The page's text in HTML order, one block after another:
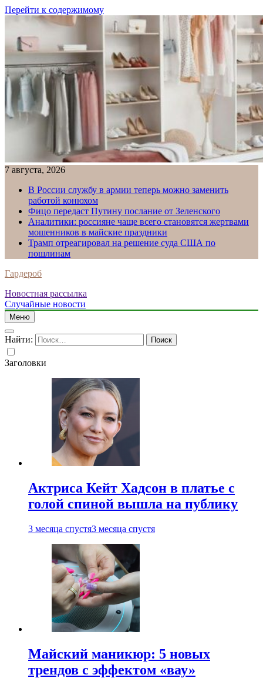
Перейти к содержимому
7 августа, 2026
В России службу в армии теперь можно заменить
работой конюхом
Фицо передаст Путину послание от Зеленского
Аналитики: россияне чаще всего становятся жертвами
мошенников в майские праздники
Трамп отреагировал на решение суда США по
пошлинам
Гардероб
Новостная рассылка
Случайные новости
Меню
Найти:
Заголовки
Актриса Кейт Хадсон в платье с
голой спиной вышла на публику
3 месяца спустя3 месяца спустя
Майский маникюр: 5 новых
трендов с эффектом «вау»